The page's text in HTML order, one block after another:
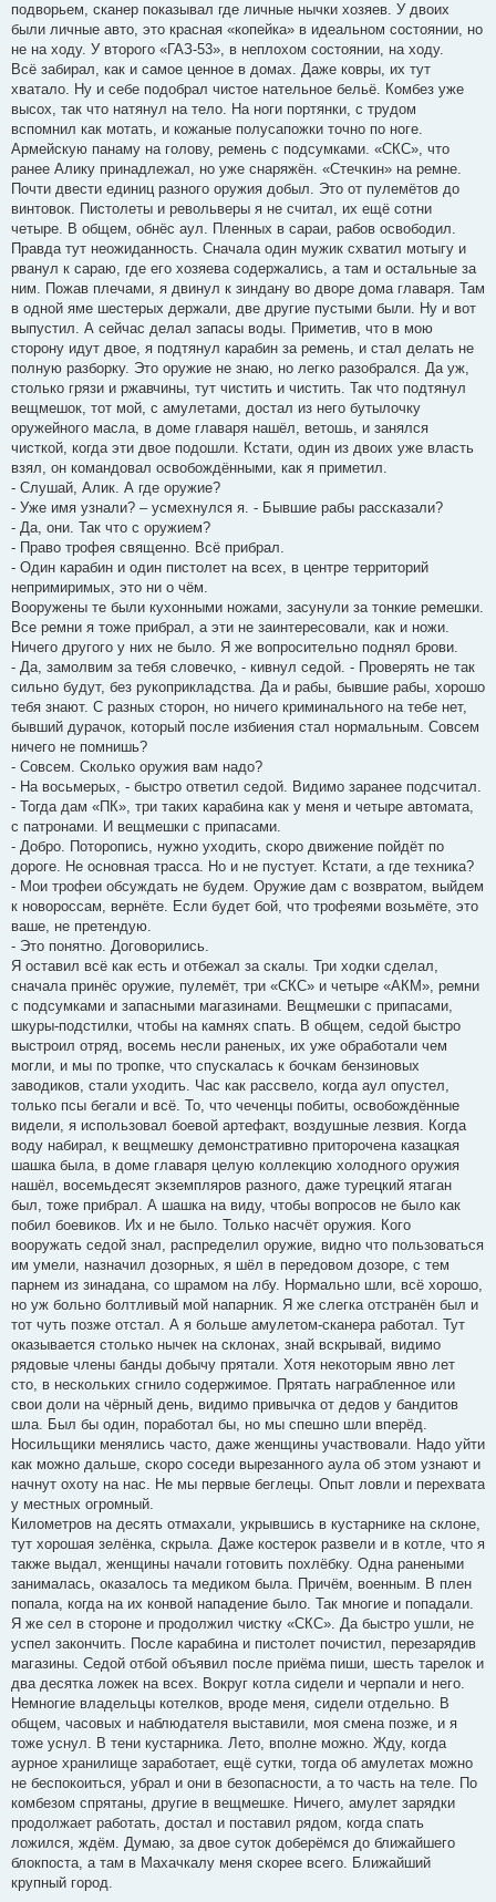
подворьем, сканер показывал где личные нычки хозяев. У двоих
были личные авто, это красная «копейка» в идеальном состоянии, но
не на ходу. У второго «ГАЗ-53», в неплохом состоянии, на ходу.
Всё забирал, как и самое ценное в домах. Даже ковры, их тут
хватало. Ну и себе подобрал чистое нательное бельё. Комбез уже
высох, так что натянул на тело. На ноги портянки, с трудом
вспомнил как мотать, и кожаные полусапожки точно по ноге.
Армейскую панаму на голову, ремень с подсумками. «СКС», что
ранее Алику принадлежал, но уже снаряжён. «Стечкин» на ремне.
Почти двести единиц разного оружия добыл. Это от пулемётов до
винтовок. Пистолеты и револьверы я не считал, их ещё сотни
четыре. В общем, обнёс аул. Пленных в сараи, рабов освободил.
Правда тут неожиданность. Сначала один мужик схватил мотыгу и
рванул к сараю, где его хозяева содержались, а там и остальные за
ним. Пожав плечами, я двинул к зиндану во дворе дома главаря. Там
в одной яме шестерых держали, две другие пустыми были. Ну и вот
выпустил. А сейчас делал запасы воды. Приметив, что в мою
сторону идут двое, я подтянул карабин за ремень, и стал делать не
полную разборку. Это оружие не знаю, но легко разобрался. Да уж,
столько грязи и ржавчины, тут чистить и чистить. Так что подтянул
вещмешок, тот мой, с амулетами, достал из него бутылочку
оружейного масла, в доме главаря нашёл, ветошь, и занялся
чисткой, когда эти двое подошли. Кстати, один из двоих уже власть
взял, он командовал освобождёнными, как я приметил.
- Слушай, Алик. А где оружие?
- Уже имя узнали? – усмехнулся я. - Бывшие рабы рассказали?
- Да, они. Так что с оружием?
- Право трофея священно. Всё прибрал.
- Один карабин и один пистолет на всех, в центре территорий
непримиримых, это ни о чём.
Вооружены те были кухонными ножами, засунули за тонкие ремешки.
Все ремни я тоже прибрал, а эти не заинтересовали, как и ножи.
Ничего другого у них не было. Я же вопросительно поднял брови.
- Да, замолвим за тебя словечко, - кивнул седой. - Проверять не так
сильно будут, без рукоприкладства. Да и рабы, бывшие рабы, хорошо
тебя знают. С разных сторон, но ничего криминального на тебе нет,
бывший дурачок, который после избиения стал нормальным. Совсем
ничего не помнишь?
- Совсем. Сколько оружия вам надо?
- На восьмерых, - быстро ответил седой. Видимо заранее подсчитал.
- Тогда дам «ПК», три таких карабина как у меня и четыре автомата,
с патронами. И вещмешки с припасами.
- Добро. Поторопись, нужно уходить, скоро движение пойдёт по
дороге. Не основная трасса. Но и не пустует. Кстати, а где техника?
- Мои трофеи обсуждать не будем. Оружие дам с возвратом, выйдем
к новороссам, вернёте. Если будет бой, что трофеями возьмёте, это
ваше, не претендую.
- Это понятно. Договорились.
Я оставил всё как есть и отбежал за скалы. Три ходки сделал,
сначала принёс оружие, пулемёт, три «СКС» и четыре «АКМ», ремни
с подсумками и запасными магазинами. Вещмешки с припасами,
шкуры-подстилки, чтобы на камнях спать. В общем, седой быстро
выстроил отряд, восемь несли раненых, их уже обработали чем
могли, и мы по тропке, что спускалась к бочкам бензиновых
заводиков, стали уходить. Час как рассвело, когда аул опустел,
только псы бегали и всё. То, что чеченцы побиты, освобождённые
видели, я использовал боевой артефакт, воздушные лезвия. Когда
воду набирал, к вещмешку демонстративно приторочена казацкая
шашка была, в доме главаря целую коллекцию холодного оружия
нашёл, восемьдесят экземпляров разного, даже турецкий ятаган
был, тоже прибрал. А шашка на виду, чтобы вопросов не было как
побил боевиков. Их и не было. Только насчёт оружия. Кого
вооружать седой знал, распределил оружие, видно что пользоваться
им умели, назначил дозорных, я шёл в передовом дозоре, с тем
парнем из зинадана, со шрамом на лбу. Нормально шли, всё хорошо,
но уж больно болтливый мой напарник. Я же слегка отстранён был и
тот чуть позже отстал. А я больше амулетом-сканера работал. Тут
оказывается столько нычек на склонах, знай вскрывай, видимо
рядовые члены банды добычу прятали. Хотя некоторым явно лет
сто, в нескольких сгнило содержимое. Прятать награбленное или
свои доли на чёрный день, видимо привычка от дедов у бандитов
шла. Был бы один, поработал бы, но мы спешно шли вперёд.
Носильщики менялись часто, даже женщины участвовали. Надо уйти
как можно дальше, скоро соседи вырезанного аула об этом узнают и
начнут охоту на нас. Не мы первые беглецы. Опыт ловли и перехвата
у местных огромный.
Километров на десять отмахали, укрывшись в кустарнике на склоне,
тут хорошая зелёнка, скрыла. Даже костерок развели и в котле, что я
также выдал, женщины начали готовить похлёбку. Одна ранеными
занималась, оказалось та медиком была. Причём, военным. В плен
попала, когда на их конвой нападение было. Так многие и попадали.
Я же сел в стороне и продолжил чистку «СКС». Да быстро ушли, не
успел закончить. После карабина и пистолет почистил, перезарядив
магазины. Седой отбой объявил после приёма пиши, шесть тарелок и
два десятка ложек на всех. Вокруг котла сидели и черпали и него.
Немногие владельцы котелков, вроде меня, сидели отдельно. В
общем, часовых и наблюдателя выставили, моя смена позже, и я
тоже уснул. В тени кустарника. Лето, вполне можно. Жду, когда
аурное хранилище заработает, ещё сутки, тогда об амулетах можно
не беспокоиться, убрал и они в безопасности, а то часть на теле. По
комбезом спрятаны, другие в вещмешке. Ничего, амулет зарядки
продолжает работать, достал и поставил рядом, когда спать
ложился, ждём. Думаю, за двое суток доберёмся до ближайшего
блокпоста, а там в Махачкалу меня скорее всего. Ближайший
крупный город.